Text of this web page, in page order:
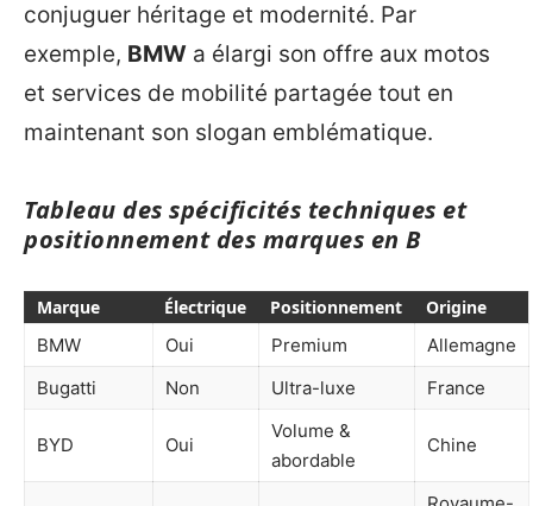
conjuguer héritage et modernité. Par
exemple, BMW a élargi son offre aux motos
et services de mobilité partagée tout en
maintenant son slogan emblématique.
Tableau des spécificités techniques et
positionnement des marques en B
Marque Électrique Positionnement
Origine
BMW
Oui Premium
Allemagne
Bugatti
Non Ultra-luxe France
BYD Oui
Volume &
abordable
Chine